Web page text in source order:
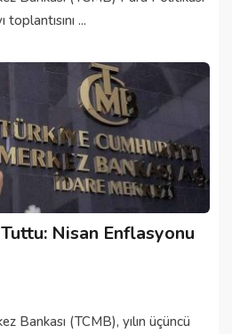
...
Nisan Enflasyonu
Bankası (TCMB), yılın üçüncü